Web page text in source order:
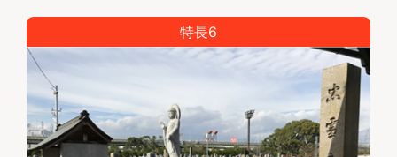
特長6